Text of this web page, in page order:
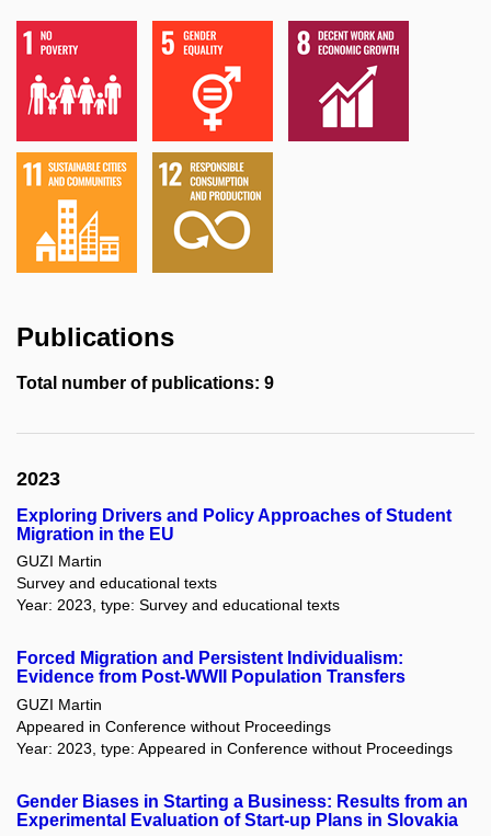
Publications
Total number of publications: 9
2023
Exploring Drivers and Policy Approaches of Student
Migration in the EU
GUZI Martin
Survey and educational texts
Year: 2023, type: Survey and educational texts
Forced Migration and Persistent Individualism:
Evidence from Post-WWII Population Transfers
GUZI Martin
Appeared in Conference without Proceedings
Year: 2023, type: Appeared in Conference without Proceedings
Gender Biases in Starting a Business: Results from an
Experimental Evaluation of Start-up Plans in Slovakia